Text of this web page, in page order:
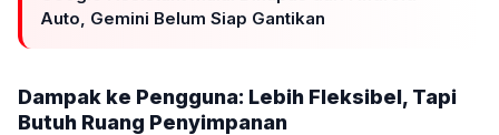
Auto, Gemini Belum Siap Gantikan
Dampak ke Pengguna: Lebih Fleksibel, Tapi
Butuh Ruang Penyimpanan